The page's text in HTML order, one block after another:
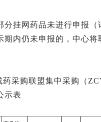
分挂网药品未进行申报
期内仍未申报的，中心
药采购联盟集中采购（
示表